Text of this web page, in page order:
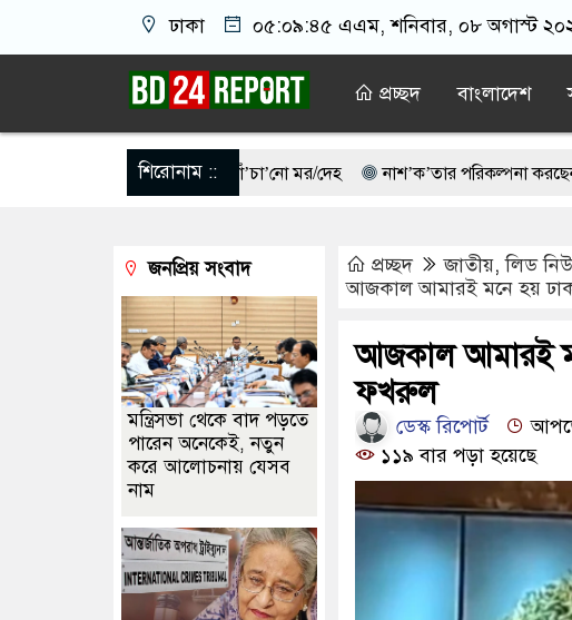
ঢাকা ০৫:০৯:৪৬ এএম, শনিবার, ০৮ অগাস্ট
প্রচ্ছদ বাংলাদেশ
শিরোনাম ::
গলায় দ’ড়ি প্যাঁ’চা’নো মর/দেহ নাশ’ক’তার পরিকল্পনা করছেন শেখ হাসিনা
৩ টন কাঁদুনে গ্যাস আমদানি আমার চেয়েও বড় হবে: ছেলেকে নিয়ে রোনালদোর
অবস্থায় যুবদল নেতা আটক হরমুজ চুক্তির বিনিময়ে ইরানের বন্দর অবরোধ তুলে
প্রচ্ছদ জাতীয়,লিড
আজকাল আমারই মনে হয়
আজকাল আমারই
ফখরুল
ডেস্ক রিপোর্ট
১১৯ বার পড়া হয়েছে
জনপ্রিয় সংবাদ
মন্ত্রিসভা থেকে বাদ পড়তে
পারেন অনেকেই, নতুন
করে আলোচনায় যেসব
নাম